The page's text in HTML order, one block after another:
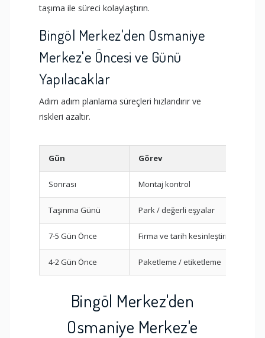
taşıma ile süreci kolaylaştırın.
Bingöl Merkez'den Osmaniye
Merkez'e Öncesi ve Günü
Yapılacaklar
Adım adım planlama süreçleri hızlandırır ve
riskleri azaltır.
Gün Görev
Sonrası Montaj kontrol
Taşınma Günü Park / değerli eşyalar
7-5 Gün Önce Firma ve tarih kesinleştirme
4-2 Gün Önce Paketleme / etiketleme
Bingöl Merkez'den
Osmaniye Merkez'e